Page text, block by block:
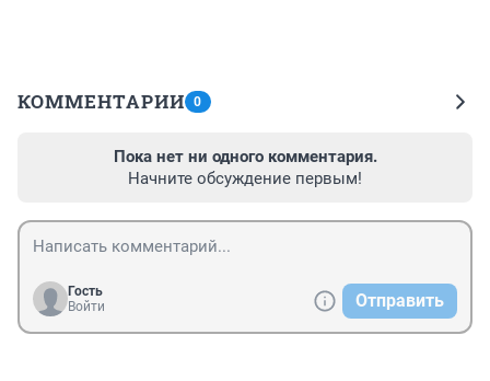
КОММЕНТАРИИ 0
Пока нет ни одного комментария.
Начните обсуждение первым!
Гость
Войти
Отправить